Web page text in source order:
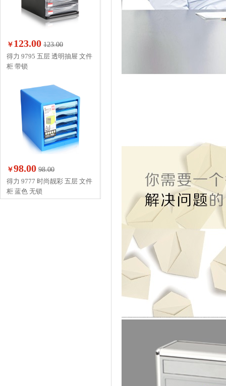
￥ 123.00 123.00
得力 9795 五层 透明抽屉 文件
柜 带锁
￥98.00 98.00
得力 9777 时尚靓彩 五层 文件
柜 蓝色 无锁